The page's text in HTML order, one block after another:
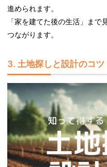
進められます。
「家を建てた後の生活」ま
つながります。
3. 土地探しと設計のコツ